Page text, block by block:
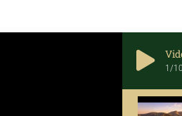
1 /10